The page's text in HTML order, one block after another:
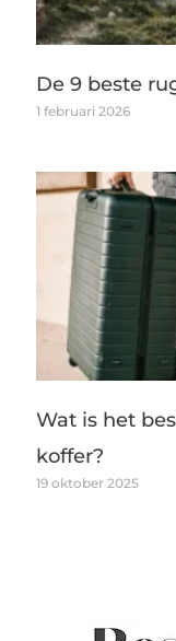
De 9 beste
1 februari 2026
Wat is het
koffer?
19 oktober 2025